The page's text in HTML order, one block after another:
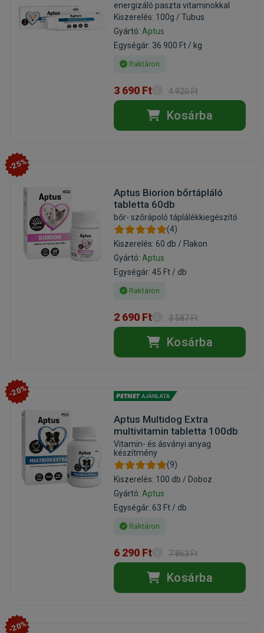
energizáló paszta vitaminokkal
Kiszerelés: 100g / Tubus
Gyártó: Aptus
Egységár: 36 900 Ft / kg
Raktáron
3 690 Ft 4 920 Ft
Kosárba
-25%
Aptus Biorion bőrtápláló
tabletta 60db
bőr- szőrápoló táplálékkiegészító
(4)
Kiszerelés: 60 db / Flakon
Gyártó: Aptus
Egységár: 45 Ft / db
Raktáron
2 690 Ft 3 587 Ft
Kosárba
-20%
Aptus Multidog Extra
multivitamin tabletta 100db
Vitamin- és ásványi anyag
készítmény
(9)
Kiszerelés: 100 db / Doboz
Gyártó: Aptus
Egységár: 63 Ft / db
Raktáron
6 290 Ft 7 863 Ft
Kosárba
-20%